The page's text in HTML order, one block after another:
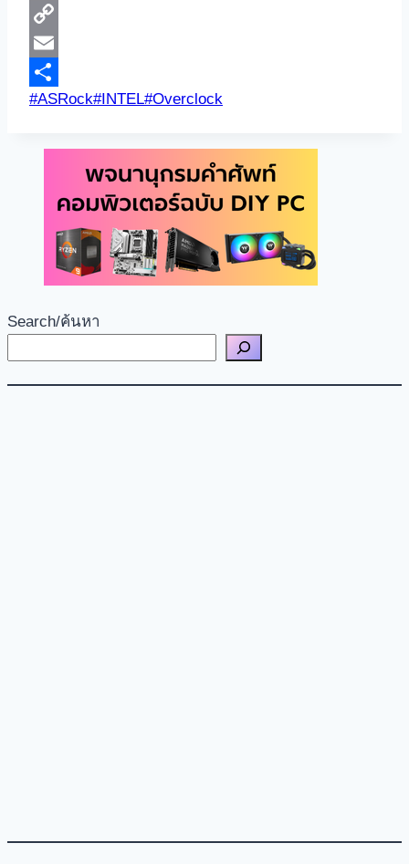
Messenger
Copy
Link
Email
Share
Post
#ASRock#INTEL#Overclock
Search/ค้นหา